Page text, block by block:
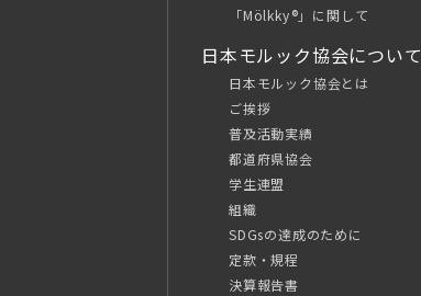
「Mölkky®」に関して
日本モルック協会について
日本モルック協会とは
ご挨拶
普及活動実績
都道府県協会
学生連盟
組織
SDGsの達成のために
定款・規程
決算報告書